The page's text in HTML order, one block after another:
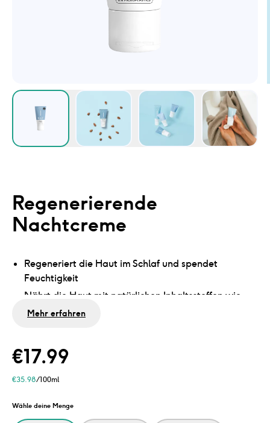
Regenerierende
Nachtcreme
Regeneriert die Haut im Schlaf und spendet
Feuchtigkeit
Nährt die Haut mit natürlichen Inhaltsstoffen wie
Macadamiaöl und Sheabutter
Alle Produkte von Naïf sind 100 % vegan,
dermatologisch getestet und enthalten kein
Mehr erfahren
€17.99
€35.98/100ml
Wähle deine Menge